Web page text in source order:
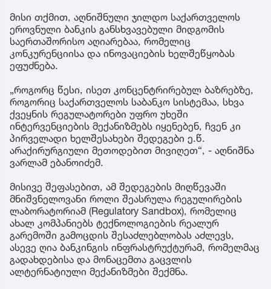
მისი თქმით, აღნიშნული ჯილდო საქართველოს
ეროვნული ბანკის განსხვავებული მიდგომის
საერთაშორისო აღიარებაა, რომელიც
კონკურენციისა და ინოვაციების ხელშეწყობას
ეფუძნება.
„როგორც წესი, ისეთ კონცენტრირებულ ბაზრებზე,
როგორიც საქართველოს საბანკო სისტემაა, სხვა
ქვეყნის რეგულატორები უფრო უხეში
ინტერვენციების მექანიზმებს იყენებენ, ჩვენ კი
პირველადი ხელშესახები შედეგები ე.წ.
არაქირურგიული მეთოდებით მივიღეთ“, - აღნიშნა
ვარლამ ებანოიძემ.
მისივე შეფასებით, ამ შედეგების მიღწევაში
მნიშვნელოვანი როლი შეასრულა რეგულირების
ლაბორატორიამ (Regulatory Sandbox), რომელიც
ახალ კომპანიებს ტექნოლოგიების რეალურ
გარემოში გამოცდის შესაძლებლობას აძლევს,
ასევე ღია ბანკინგის ინფრასტრუქტურამ, რომელმაც
გადახდებისა და მონაცემთა გაცვლის
ალტერნატიული მექანიზმები შექმნა.